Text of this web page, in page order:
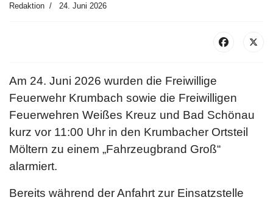
Redaktion 24. Juni 2026
Am 24. Juni 2026 wurden die Freiwillige
Feuerwehr Krumbach sowie die Freiwilligen
Feuerwehren Weißes Kreuz und Bad Schönau
kurz vor 11:00 Uhr in den Krumbacher Ortsteil
Möltern zu einem „Fahrzeugbrand Groß“
alarmiert.
Bereits während der Anfahrt zur Einsatzstelle